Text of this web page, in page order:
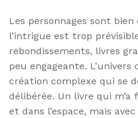
Les personnages sont bien
l’intrigue est trop
rebondissements, livres
peu engageante.
création complexe qui se
délibérée. Un livre qui
et dans l’espace, mais